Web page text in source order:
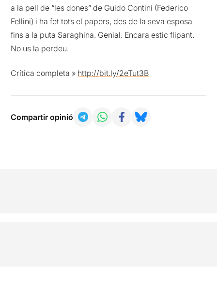
a la pell de “les dones” de Guido Contini (Federico
Fellini) i ha fet tots el papers, des de la seva esposa
fins a la puta Saraghina. Genial. Encara estic flipant.
No us la perdeu.
Crítica completa » http://bit.ly/2eTut3B
Compartir opinió